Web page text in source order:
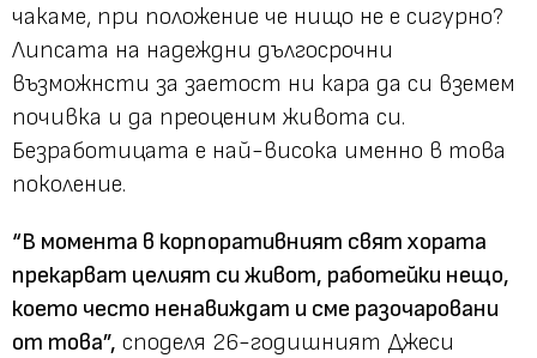
чакаме, при положение че нищо не е сигурно?
Липсата на надеждни дългосрочни
възможнсти за заетост ни кара да си вземем
почивка и да преоценим живота си.
Безработицата е най-висока именно в това
поколение.
“В момента в корпоративният свят хората
прекарват целият си живот, работейки нещо,
което често ненавиждат и сме разочаровани
от това”, споделя 26-годишният Джеси